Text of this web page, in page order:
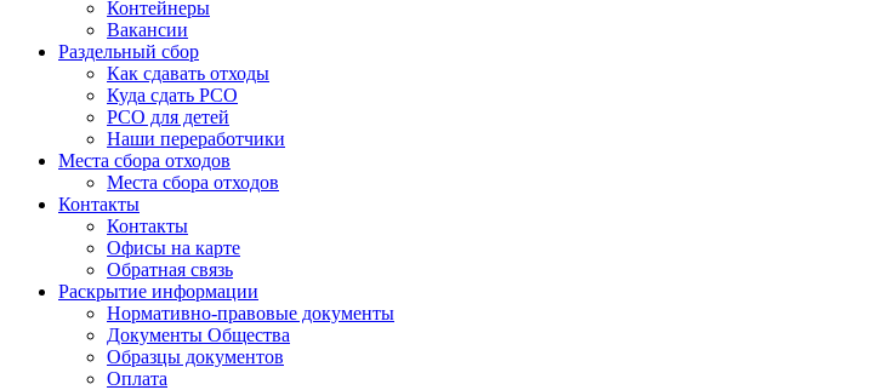
Контейнеры
Вакансии
Раздельный сбор
Как сдавать отходы
Куда сдать РСО
РСО для детей
Наши переработчики
Места сбора отходов
Места сбора отходов
Контакты
Контакты
Офисы на карте
Обратная связь
Раскрытие информации
Нормативно-правовые документы
Документы Общества
Образцы документов
Оплата